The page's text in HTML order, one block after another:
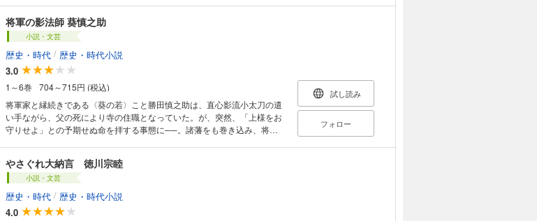
の新シリーズ、開幕！
将軍の影法師 葵慎之助
小説・文芸
歴史・時代 / 歴史・時代小説
3.0
1～6巻
704～715円 (税込)
将軍家と縁続きである〈葵の若〉こと勝田慎之助は、直心影流小太刀の遣
い手ながら、父の死により寺の住職となっていた。が、突然、「上様をお
守りせよ」との予期せぬ命を拝する事態に──。諸藩をも巻き込み、将軍
光、九代家重を陰で警固する葛西衆らとともに天下の大乱を防げるのか!?
試し読み
フォロー
やさぐれ大納言 徳川宗睦
小説・文芸
歴史・時代 / 歴史・時代小説
4.0